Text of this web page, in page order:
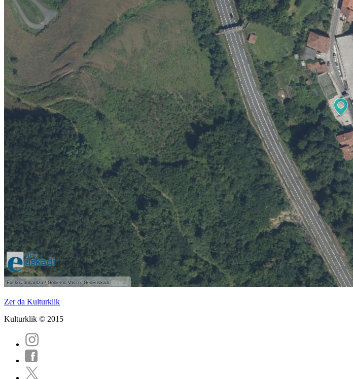
Eusko Jaurlaritza / Gobierno Vasco. GeoEuskadi Otros...
Zer da Kulturklik
Kulturklik © 2015